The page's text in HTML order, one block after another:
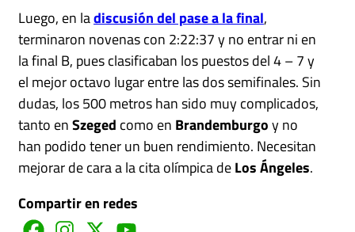
Luego, en ladiscusión del pase a la final,
terminaron novenas con 2:22:37 y no entrar ni en
la final B, pues clasificaban los puestos del 4 – 7 y
el mejor octavo lugar entre las dos semifinales. Sin
dudas, los 500 metros han sido muy complicados,
tanto enSzeged como en Brandemburgoy no
han podido tener un buen rendimiento. Necesitan
mejorar de cara a la cita olímpica deLos Ángeles.
Compartir en redes